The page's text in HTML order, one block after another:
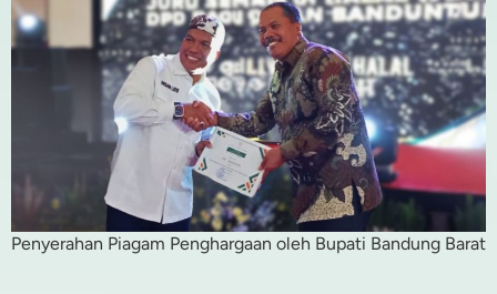
Penyerahan Piagam Penghargaan oleh Bupati Bandung Barat